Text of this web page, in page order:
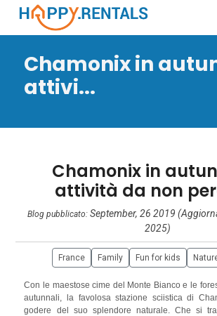
Chamonix in
attivi...
Chamonix in
attività da non
Blog pubblicato: September, 26 2019
2025)
France Family Fun for kids
Con le maestose cime del Monte Bianco e le
autunnali, la favolosa stazione sciistica di
godere del suo splendore naturale. Che si